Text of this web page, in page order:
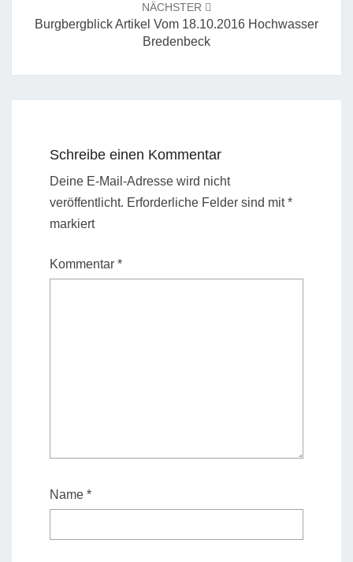
NÄCHSTER
Burgbergblick Artikel Vom 18.10.2016 Hochwasser
Bredenbeck
Schreibe einen Kommentar
Deine E-Mail-Adresse wird nicht
veröffentlicht. Erforderliche Felder sind mit*
markiert
Kommentar *
Name *